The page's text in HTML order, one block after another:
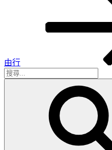
由行
搜